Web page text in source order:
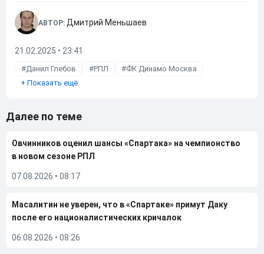
АВТОР: Дмитрий Меньшаев
21.02.2025 • 23:41
Данил Глебов РПЛ
ФК Динамо Москва
+ Показать ещё
Далее по теме
Овчинников оценил шансы «Спартака» на чемпионство
в новом сезоне РПЛ
07.08.2026 • 08:17
Масалитин не уверен, что в «Спартаке» примут Даку
после его националистических кричалок
06.08.2026 • 08:26